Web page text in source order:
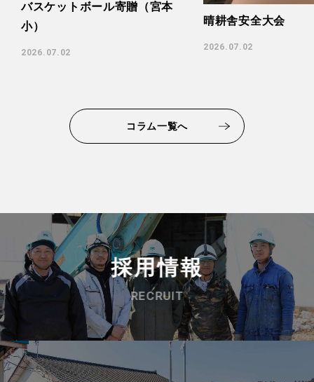
バスケットボール寄贈（宮本
小）
2026.07.02
晴耕舎安全大会
2026.07.02
コラム一覧へ
採用情報
RECRUIT